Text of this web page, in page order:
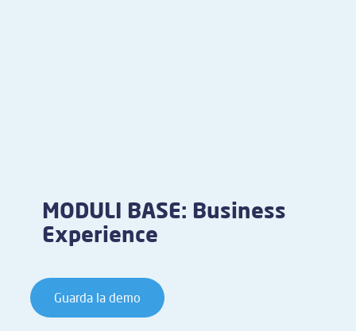
MODULI BASE: Business
Experience
Guarda la demo